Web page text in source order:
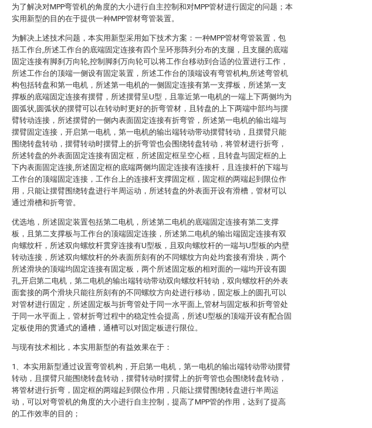
为了解决对MPP弯管机的角度的大小进行自主控制和对MPP管材进行固定的问题；本
实用新型的目的在于提供一种MPP管材弯管装置。
为解决上述技术问题，本实用新型采用如下技术方案：一种MPP管材弯管装置，包
括工作台,所述工作台的底端固定连接有四个呈环形阵列分布的支腿，且支腿的底端
固定连接有脚刹万向轮,控制脚刹万向轮可以将工作台移动到合适的位置进行工作，
所述工作台的顶端一侧设有固定装置，所述工作台的顶端设有弯管机构,所述弯管机
构包括转盘和第一电机，所述第一电机的一侧固定连接有第一支撑板，所述第一支
撑板的底端固定连接有摆臂，所述摆臂呈U型，且靠近第一电机的一端上下两侧均为
圆弧状,圆弧状的摆臂可以在转动时更好的折弯管材，且转盘的上下两端中部均与摆
臂转动连接，所述摆臂的一侧内表面固定连接有折弯管，所述第一电机的输出端与
摆臂固定连接，开启第一电机，第一电机的输出端转动带动摆臂转动，且摆臂只能
围绕转盘转动，摆臂转动时摆臂上的折弯管也会围绕转盘转动，将管材进行折弯，
所述转盘的外表面固定连接有固定框，所述固定框呈空心框，且转盘与固定框的上
下内表面固定连接,所述固定框的底端两侧均固定连接有连接杆，且连接杆的下端与
工作台的顶端固定连接，工作台上的连接杆支撑固定框，固定框的两端起到限位作
用，只能让摆臂围绕转盘进行半周运动，所述转盘的外表面开设有滑槽，管材可以
通过滑槽和折弯管。
优选地，所述固定装置包括第二电机，所述第二电机的底端固定连接有第二支撑
板，且第二支撑板与工作台的顶端固定连接，所述第二电机的输出端固定连接有双
向螺纹杆，所述双向螺纹杆贯穿连接有U型板，且双向螺纹杆的一端与U型板的内壁
转动连接，所述双向螺纹杆的外表面所刻有的不同螺纹方向处均套接有滑块，两个
所述滑块的顶端均固定连接有固定板，两个所述固定板的相对面的一端均开设有圆
孔,开启第二电机，第二电机的输出端转动带动双向螺纹杆转动，双向螺纹杆的外表
面套接的两个滑块只能往所刻有的不同螺纹方向处进行移动，固定板上的圆孔可以
对管材进行固定，所述固定板与折弯管处于同一水平面上,管材与固定板和折弯管处
于同一水平面上，管材折弯过程中的稳定性会提高，所述U型板的顶端开设有配合固
定板使用的贯通式的通槽，通槽可以对固定板进行限位。
与现有技术相比，本实用新型的有益效果在于：
1、本实用新型通过设置弯管机构，开启第一电机，第一电机的输出端转动带动摆臂
转动，且摆臂只能围绕转盘转动，摆臂转动时摆臂上的折弯管也会围绕转盘转动，
将管材进行折弯，固定框的两端起到限位作用，只能让摆臂围绕转盘进行半周运
动，可以对弯管机的角度的大小进行自主控制，提高了MPP管的作用，达到了提高
的工作效率的目的；